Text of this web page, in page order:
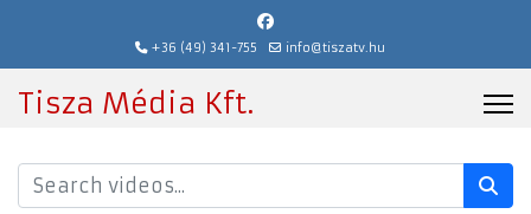
+36 (49) 341-755 info@tiszatv.hu
Tisza Média Kft.